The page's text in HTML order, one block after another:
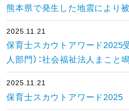
熊本県で発生した地震により
2025.11.21
保育士スカウトアワード2025
人部門）：社会福祉法人まこと
2025.11.21
保育士スカウトアワード2025